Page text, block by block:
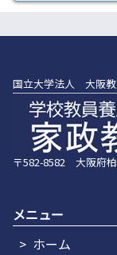
国立大学法人 大阪教
〒582-8582 大阪府
メニュー
ホーム